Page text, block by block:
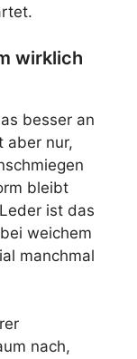
wirklich
besser an
aber nur,
bleibt
ist das
weichem
manchmal
nach,